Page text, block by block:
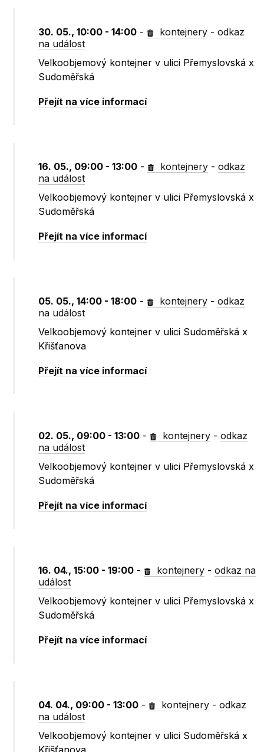
30. 05., 10:00 - 14:00 - kontejnery -odkaz
na událost
Velkoobjemový kontejner v ulici Přemyslovská x
Sudoměřská
Přejít na více informací
16. 05., 09:00 - 13:00 - kontejnery -odkaz
na událost
Velkoobjemový kontejner v ulici Přemyslovská x
Sudoměřská
Přejít na více informací
05. 05., 14:00 - 18:00 - kontejnery -odkaz
na událost
Velkoobjemový kontejner v ulici Sudoměřská x
Křišťanova
Přejít na více informací
02. 05., 09:00 - 13:00 - kontejnery -odkaz
na událost
Velkoobjemový kontejner v ulici Přemyslovská x
Sudoměřská
Přejít na více informací
16. 04., 15:00 - 19:00 - kontejnery -odkaz na
událost
Velkoobjemový kontejner v ulici Přemyslovská x
Sudoměřská
Přejít na více informací
04. 04., 09:00 - 13:00 - kontejnery -odkaz
na událost
Velkoobjemový kontejner v ulici Sudoměřská x
Křišťanova